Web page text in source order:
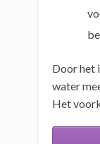
Door het
water
Het